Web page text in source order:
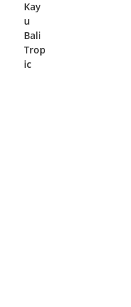
Kay
u
Bali
Trop
ic